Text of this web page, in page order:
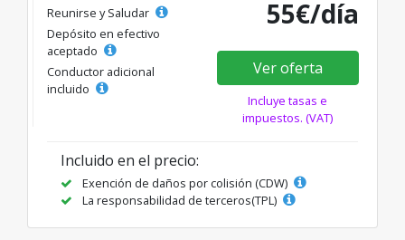
Reunirse y Saludar
Depósito en efectivo
aceptado
Conductor adicional
incluido
55€/día
Ver oferta
Incluye tasas e
impuestos. (VAT)
Incluido en el precio:
Exención de daños por colisión (CDW)
La responsabilidad de terceros(TPL)